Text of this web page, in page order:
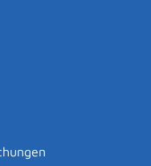
ausstellen lassen
zur Aufteilung
für ein Fahrzeug
und
lassen